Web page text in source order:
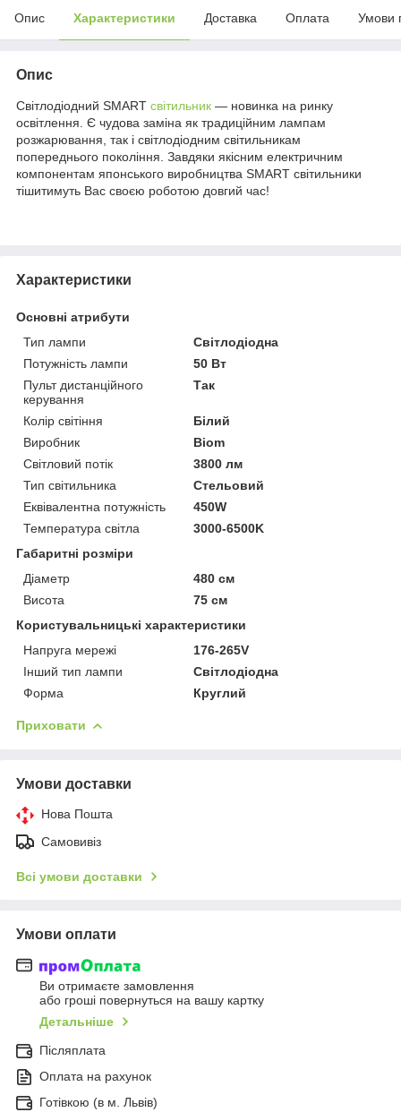
Опис Характеристики Доставка Оплата Умови
Опис
Світлодіодний SMART світильник — новинка на ринку
освітлення. Є чудова заміна як традиційним лампам
розжарювання, так і світлодіодним світильникам
попереднього покоління. Завдяки якісним електричним
компонентам японського виробництва SMART світильники
тішитимуть Вас своєю роботою довгий час!
Характеристики
Основні атрибути
Тип лампи
Світлодіодна
Потужність лампи
50 Вт
Пульт дистанційного
керування
Так
Колір світіння
Білий
Виробник
Biom
Світловий потік
3800 лм
Тип світильника
Стельовий
Еквівалентна потужність
450W
Температура світла
3000-6500K
Габаритні розміри
Діаметр
480 см
Висота
75 см
Користувальницькі характеристики
Напруга мережі
176-265V
Інший тип лампи
Світлодіодна
Форма
Круглий
Приховати
Умови доставки
Нова Пошта
Самовивіз
Всі умови доставки
Умови оплати
Ви отримаєте замовлення
або гроші повернуться на вашу картку
Детальніше
Післяплата
Оплата на рахунок
Готівкою (в м. Львів)